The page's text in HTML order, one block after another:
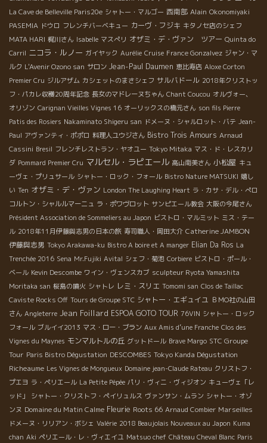
La Cave de Belleville Paris20e シャトー・マルゴー 西南部 Alain Okonomiyaki
PASEMIA ドウロ フレンチバーベキュー カーヴ・フジキ キタノセ店のシェフ
MATA HARI 梶川さん Isabelle マスぺリ オザミ・デ・ヴァン ツアー Quinta do
Carril ニコラ・ルノー ガイヤック Aurélie Cruise France Gonzalvez ジャン・マ
ルク L'Avenir Ozono san サロン Jean-Paul Daumen 恵比寿店 Aloxe Corton
Premier Cru ジルアザム カシェットのまさシェフ サルバドール 2018年クリストッ
フ・パカレ収穫20周年記念 長女のマドレーヌちゃん Chant Coucou オルヴォー、
オリゾン Carignan Vieilles Vignes 16 オーリックスの橋元さん son fils Pierre
Patis des Rosiers Nakaminato Shigeru san ドメーヌ・シャルロット・バテ Jean-
Paul アヴァンティ・ポポロ 料理人ユウジさん Bistro Trois Amours Arnaud
Cassini Bresil フレンチレストラン・ヤオユー Tokyo Mitaka マス・ド・レスカリ
ダ Pommard Premier Cru マルセル・ラピエール 高山南美さん 小松屋 キュ
ーヴェ・プリュサール シャトー・ロック・フォール Bistro Nature MATSUKI 嬉し
い Ten オザミ・デ・ヴァン London The Laughing Heart ラ・カサ・デル・ぺロ
コルトン・シャルルマーニュ ラ・ポワヴロット サンピエール教会 大阪の今尾さん
Président Association de Sommeliers au Japon ビストロ・マルミット ミス・テー
ル 2018年11月伊藤與志男の日本の旅 寿司職人・岡田大介 Catherine JAMBON
伊藤與志男 Tokyo Arakawa-ku Bistro A boire et A manger Elian Da Ros La
Trenchée 2016 Sena Mr.Fujiki Avital シェフ・菊池 Corbiere ビストロ・ポール・
ベール Kevin Descombe ワイン・ヴェンスカブ sculpteur Ryota Yamashita
Moritaka san 桜島の噴火 シャトレ レミ・スリエ Tomomi san Clos de Taillac
Caviste Rocks Off Tours de Groupe STC シャトー・エギュイユ ＢＭО社の山田
さん Angleterre Jean Foillard ESPOA GOTO TOUR 76VIN シャトー・ロック
フォール ブルイイ2013 マス・ロー・ブラン Aux Amis d’une Franche Clos des
Vignes du Maynes モンマルトルの丘 グットドール Brave Margo STC Groupe
Tour Paris Bistro Dégustation DESCOMBES Tokyo Kanda Dégustation
Richeaume Les Vignes de Mongueux Domaine jean-Claude Rateau クリストフ・
プエヨ ラ・ペリエール La Petite Pépée パリ・ヴィニ・ヴィジオン キューヴェ「レ
ッド」
シャトー・クリストフ・ペイリュルス ヴァンサン・ムラン シャトー・オゾ
ンヌ Domaine du Matin Calme Fleurie Roots 66 Arnaud Combier Marseilles
ドメーヌ・リリアン・ボシェ Valérie 2018 Beaujolais Nouveaux au Japon Kuma
chan Aki ペリエール・レ・ヴィエイユ Matsuo chef Château Cheval Blanc Paris